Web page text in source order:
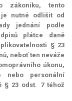
zákoníku, tento
je nutné odlišit od
jednání podle
plátce daně
§ 23
neboť ten neváže
úkonu,
nebo personální
§ 23 odst. 7 téhož